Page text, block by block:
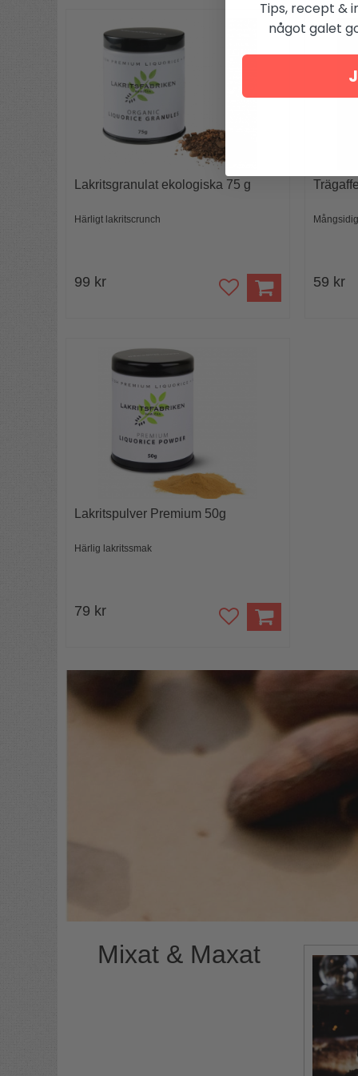
Lakritsgranulat ekologiska 75 g
Härligt lakritscrunch
99 kr
Trägaffel
59 kr
Lakritspulver Premium 50g
Härlig lakritssmak
79 kr
Mixat & Maxat
Tips, recept &
något galet